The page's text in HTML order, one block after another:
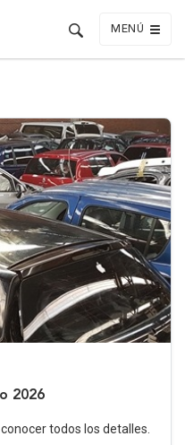
MENÚ
2026
todos los detalles.